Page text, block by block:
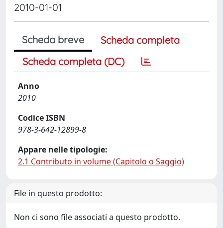
2010-01-01
Scheda breve
Scheda completa
Scheda completa (DC)
Anno
2010
Codice ISBN
978-3-642-12899-8
Appare nelle tipologie:
2.1 Contributo in volume (Capitolo o Saggio)
File in questo prodotto:
Non ci sono file associati a questo prodotto.